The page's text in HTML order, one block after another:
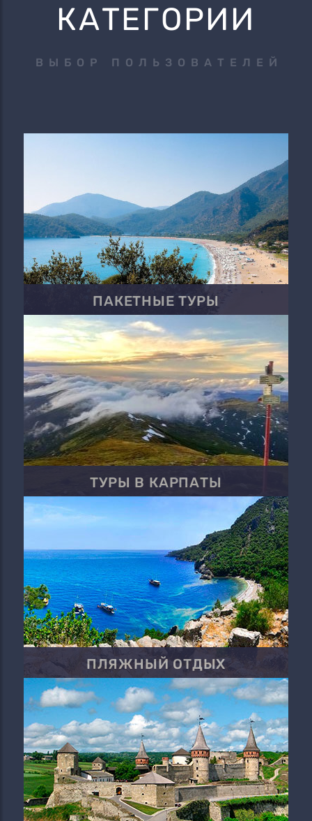
КАТЕГОРИИ
ВЫБОР ПОЛЬЗОВАТЕЛЕЙ
ПАКЕТНЫЕ ТУРЫ
ТУРЫ В КАРПАТЫ
ПЛЯЖНЫЙ ОТДЫХ